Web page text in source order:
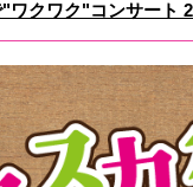
ワクワク"コンサート